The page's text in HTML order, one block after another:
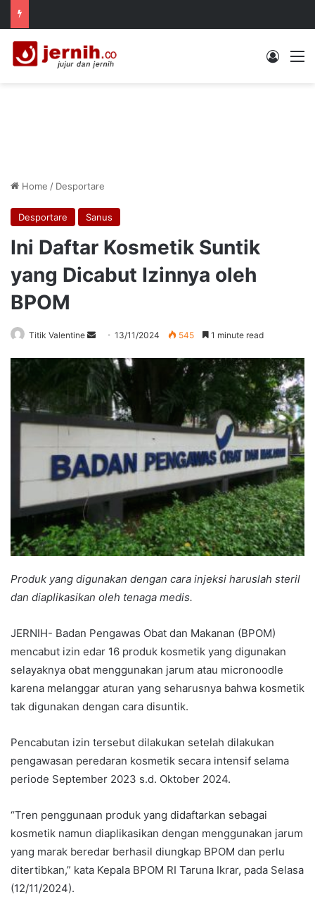
Log In
Home / Desportare
Desportare Sanus
Ini Daftar Kosmetik Suntik
yang Dicabut Izinnya oleh
BPOM
Titik Valentine
Send
email
13/11/2024 545 1 minute read
Produk yang digunakan dengan cara injeksi haruslah steril
dan diaplikasikan oleh tenaga medis.
JERNIH- Badan Pengawas Obat dan Makanan (BPOM)
mencabut izin edar 16 produk kosmetik yang digunakan
selayaknya obat menggunakan jarum atau micronoodle
karena melanggar aturan yang seharusnya bahwa kosmetik
tak digunakan dengan cara disuntik.
Pencabutan izin tersebut dilakukan setelah dilakukan
pengawasan peredaran kosmetik secara intensif selama
periode September 2023 s.d. Oktober 2024.
“Tren penggunaan produk yang didaftarkan sebagai
kosmetik namun diaplikasikan dengan menggunakan jarum
yang marak beredar berhasil diungkap BPOM dan perlu
ditertibkan,” kata Kepala BPOM RI Taruna Ikrar, pada Selasa
(12/11/2024).